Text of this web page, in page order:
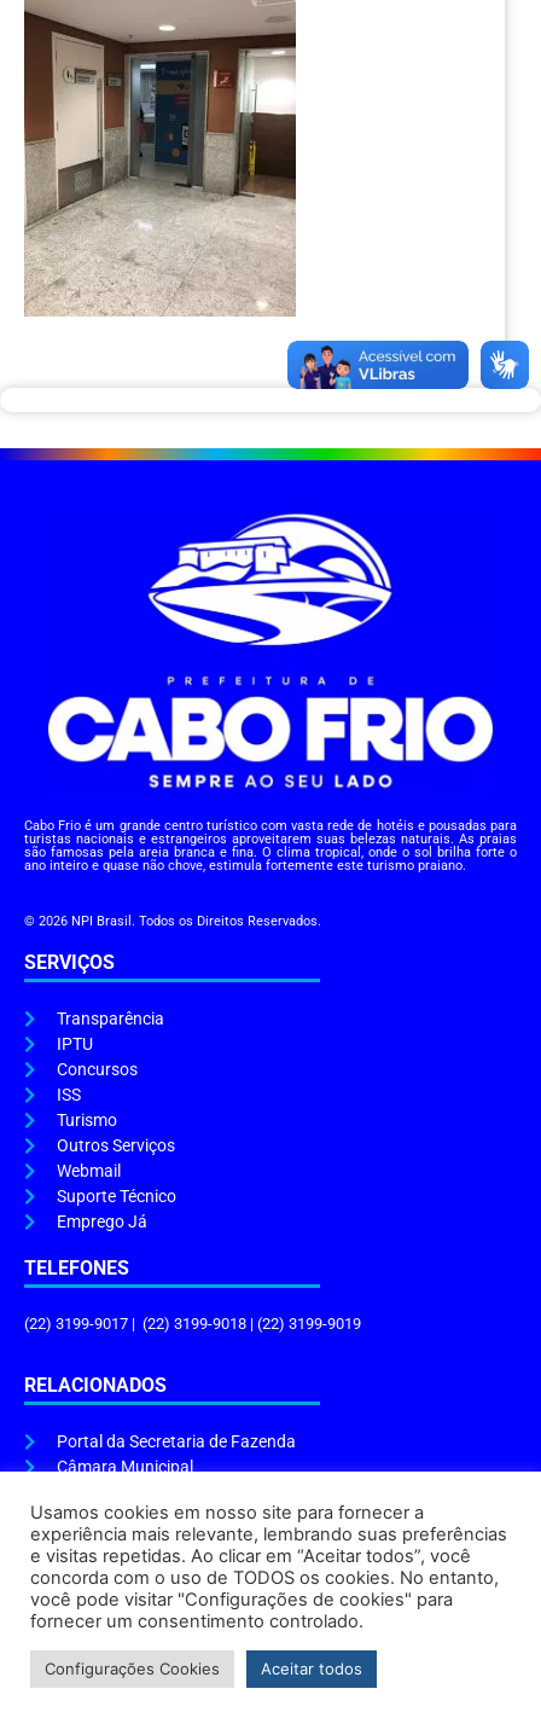
Cabo Frio é um grande centro turístico com vasta rede de hotéis e pousadas para
turistas nacionais e estrangeiros aproveitarem suas belezas naturais. As praias
são famosas pela areia branca e fina. O clima tropical, onde o sol brilha forte o
ano inteiro e quase não chove, estimula fortemente este turismo praiano.
© 2026 NPI Brasil. Todos os Direitos Reservados.
SERVIÇOS
Transparência
IPTU
Concursos
ISS
Turismo
Outros Serviços
Webmail
Suporte Técnico
Emprego Já
TELEFONES
(22) 3199-9017 | (22) 3199-9018 | (22) 3199-9019
RELACIONADOS
Portal da Secretaria de Fazenda
Câmara Municipal
ENDEREÇO E HORÁRIO
Endereço:Praça Tiradentes, s/n – Centro, Cabo Frio – RJ, 28906-290
Atendimento do Protocolo Geral da Prefeitura:9h às 16h
Horário de Funcionamento:8h às 17h
Usamos cookies em nosso site para fornecer a
experiência mais relevante, lembrando suas preferências
e visitas repetidas. Ao clicar em “Aceitar todos”, você
concorda com o uso de TODOS os cookies. No entanto,
você pode visitar "Configurações de cookies" para
fornecer um consentimento controlado.
Configurações Cookies Aceitar todos